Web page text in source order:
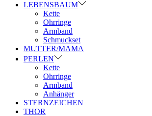
LEBENSBAUM
Kette
Ohrringe
Armband
Schmuckset
MUTTER/MAMA
PERLEN
Kette
Ohrringe
Armband
Anhänger
STERNZEICHEN
THOR